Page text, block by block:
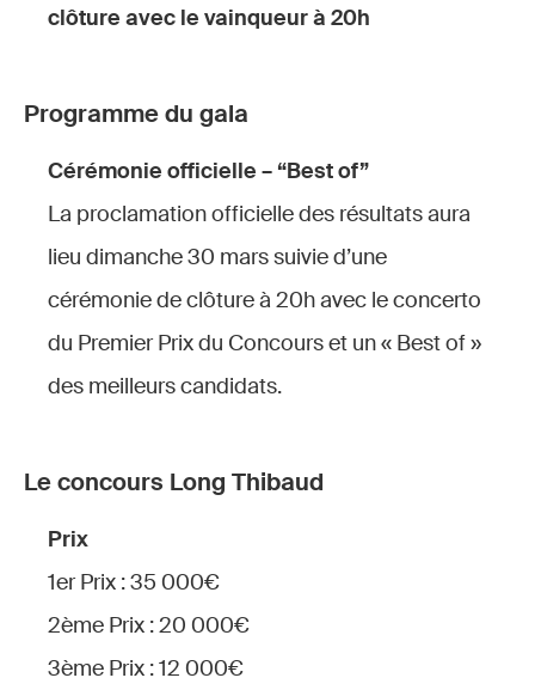
clôture avec le vainqueur à 20h
Programme du gala
Cérémonie officielle – “Best of”
La proclamation officielle des résultats aura
lieu dimanche 30 mars suivie d’une
cérémonie de clôture à 20h avec le concerto
du Premier Prix du Concours et un « Best of »
des meilleurs candidats.
Le concours Long Thibaud
Prix
1er Prix : 35 000€
2ème Prix : 20 000€
3ème Prix : 12 000€